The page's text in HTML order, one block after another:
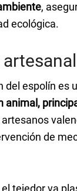
,
ecológica.
del espolín es
animal,
artesanos
de